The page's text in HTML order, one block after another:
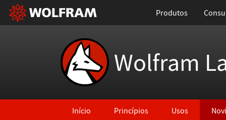
Produtos
Wolfram
Início Princípios Usos